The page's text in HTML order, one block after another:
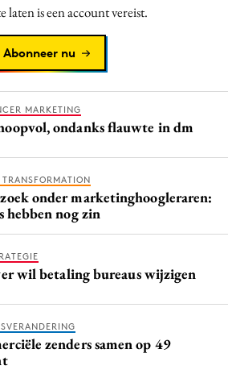
laten is een account vereist.
Abonneer nu
MARKETING
ondanks flauwte in dm
onder marketinghoogleraren:
hebben nog zin
wil betaling bureaus wijzigen
zenders samen op 49